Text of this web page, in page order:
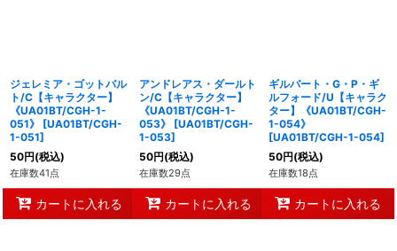
ジェレミア・ゴットバル
ト/C【キャラクター】
《UA01BT/CGH-1-
051》
[UA01BT/CGH-
1-051]
50円(税込)
在庫数41点
カートに入れる
アンドレアス・ダールト
ン/C【キャラクター】
《UA01BT/CGH-1-
053》
[UA01BT/CGH-
1-053]
50円(税込)
在庫数29点
カートに入れる
ギルバート・G・P・ギ
ルフォード/U【キャラク
ター】《UA01BT/CGH-
1-054》
[UA01BT/CGH-1-054]
50円(税込)
在庫数18点
カートに入れる